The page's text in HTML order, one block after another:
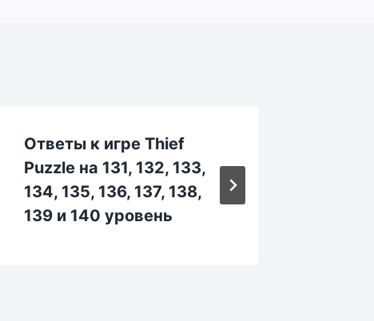
Ответы к игре Thief
Puzzle на 131, 132, 133,
134, 135, 136, 137, 138,
139 и 140 уровень